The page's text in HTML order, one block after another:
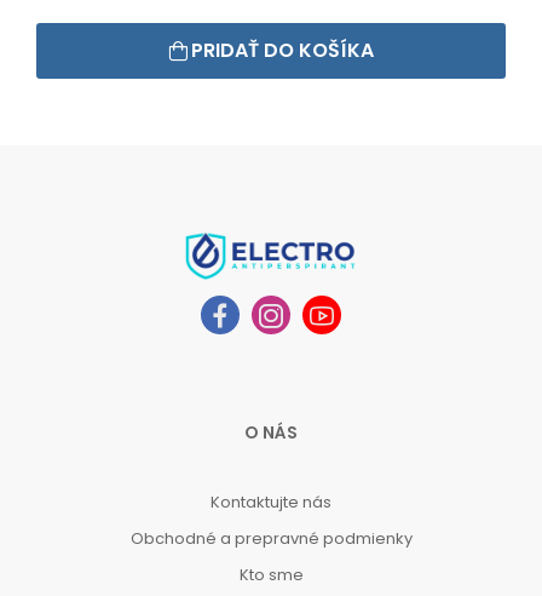
PRIDAŤ DO KOŠÍKA
O NÁS
Kontaktujte nás
Obchodné a prepravné podmienky
Kto sme